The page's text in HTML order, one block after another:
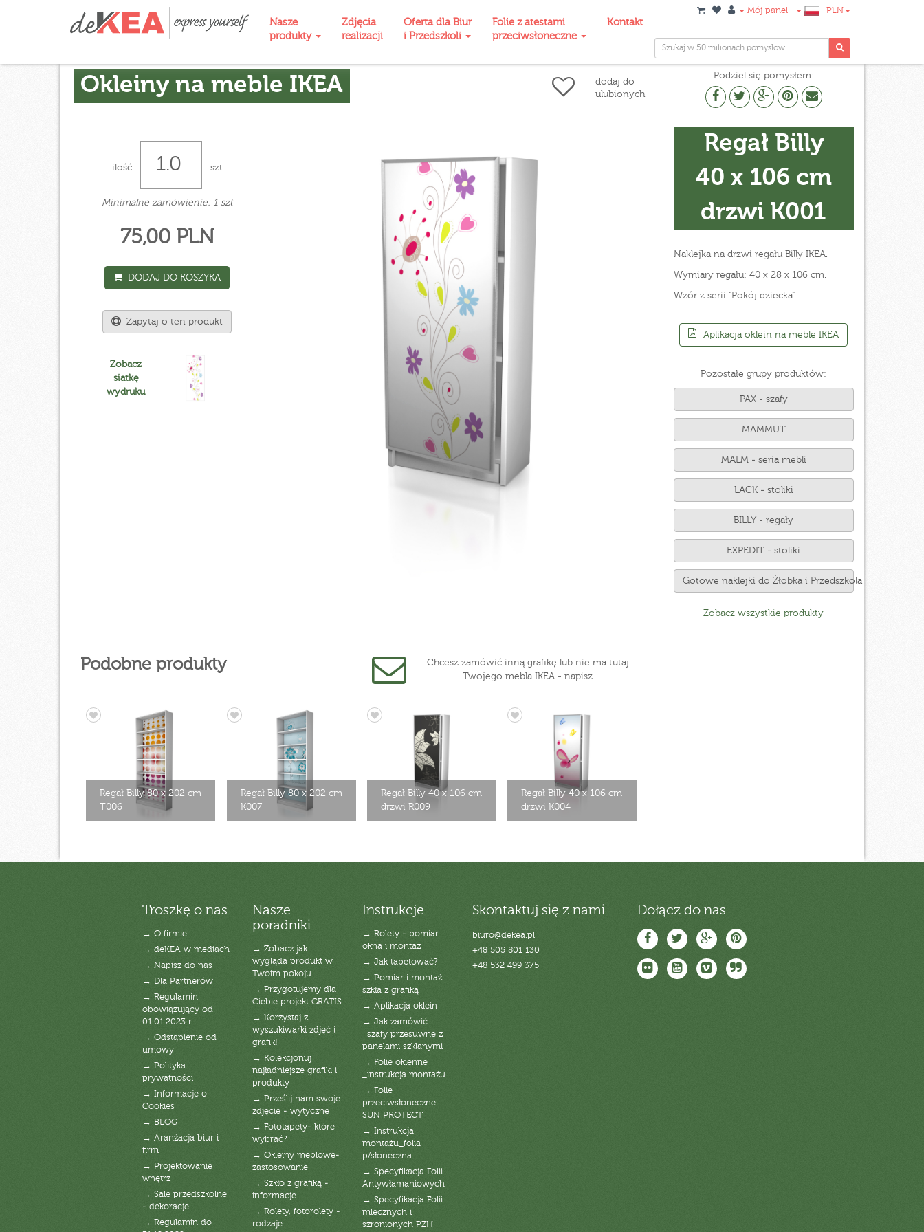
Nasze
produkty
Zdjęcia
realizacji
Oferta dla Biur
i Przedszkoli
Folie z atestami
przeciwsłoneczne
Kontakt
Mój panel PLN
Okleiny na meble IKEA
dodaj do
ulubionych
Podziel się pomysłem:
ilość szt
Minimalne zamówienie: 1 szt
75,00 PLN
DODAJ DO KOSZYKA
Zapytaj o ten produkt
Zobacz
siatkę
wydruku
Podobne produkty
Chcesz zamówić inną grafikę lub nie ma tutaj
Twojego mebla IKEA - napisz
Regał Billy 80 x 202 cm
T006
Regał Billy 80 x 202 cm
K007
Regał Billy 40 x 106 cm
drzwi R009
Regał Billy 40 x 106 cm
drzwi K004
Regał Billy
40 x 106 cm
drzwi K001
Naklejka na drzwi regału Billy IKEA.
Wymiary regału: 40 x 28 x 106 cm.
Wzór z serii "Pokój dziecka".
Aplikacja oklein na meble IKEA
Pozostałe grupy produktów:
PAX - szafy
MAMMUT
MALM - seria mebli
LACK - stoliki
BILLY - regały
EXPEDIT - stoliki
Gotowe naklejki do Żłobka i Przedszkola
Zobacz wszystkie produkty
Troszkę o nas
→ O firmie
→ deKEA w mediach
→ Napisz do nas
→ Dla Partnerów
→ Regulamin
obowiązujący od
01.01.2023 r.
→ Odstąpienie od
umowy
→ Polityka
prywatności
→ Informacje o
Cookies
→ BLOG
→ Aranżacja biur i
firm
→ Projektowanie
wnętrz
→ Sale przedszkolne
- dekoracje
→ Regulamin do
Nasze
poradniki
→ Zobacz jak
wygląda produkt w
Twoim pokoju
→ Przygotujemy dla
Ciebie projekt GRATIS
→ Korzystaj z
wyszukiwarki zdjęć i
grafik!
→ Kolekcjonuj
najładniejsze grafiki i
produkty
→ Prześlij nam swoje
zdjęcie - wytyczne
→ Fototapety- które
wybrać?
→ Okleiny meblowe-
zastosowanie
→ Szkło z grafiką -
informacje
→ Rolety, fotorolety -
rodzaje
Instrukcje
→ Rolety - pomiar
okna i montaż
→ Jak tapetować?
→ Pomiar i montaż
szkła z grafiką
→ Aplikacja oklein
→ Jak zamówić
_szafy przesuwne z
panelami szklanymi
→ Folie okienne
_instrukcja montażu
→ Folie
przeciwsłoneczne
SUN PROTECT
→ Instrukcja
montażu_folia
p/słoneczna
→ Specyfikacja Folii
Antywłamaniowych
→ Specyfikacja Folii
mlecznych i
szronionych PZH
Skontaktuj się z nami
biuro@dekea.pl
+48 505 801 130
+48 532 499 375
Dołącz do nas